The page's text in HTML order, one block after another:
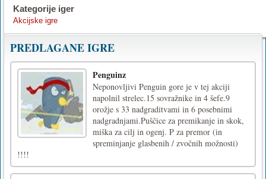
Kategorije iger
Akcijske igre
PREDLAGANE IGRE
Penguinz
Neponovljivi Penguin gore je v tej akciji
napolnil strelec.15 sovražnike in 4 šefe.9
orožje s 33 nadgraditvami in 6 posebnimi
nadgradnjami.Puščice za premikanje in skok,
miška za cilj in ogenj. P za premor (in
spreminjanje glasbenih / zvočnih možnosti)
!!!!